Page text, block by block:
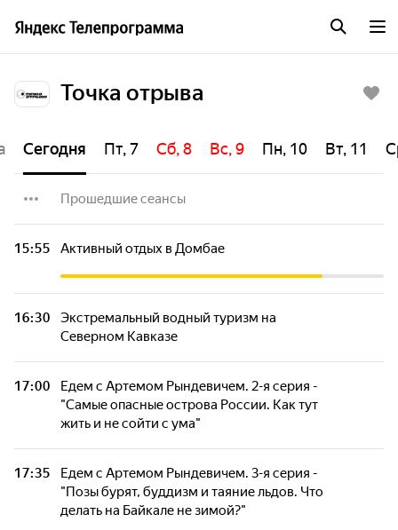
Точка отрыва
Сегодня Пт, 7 Сб, 8 Вс, 9 Пн, 10 Вт, 11
Прошедшие сеансы
Азия Джона Торода. 7-я серия - "Макао.
Азия Джона Торода. 8-я серия - "Бангкок"
Азия Джона Торода. 9-я серия -
"Мальдивы"
Дóроги дорóги. Мань-Пупунер. Дойдут не
все. 4-я серия
Дóроги дорóги. Мань-Пупунер. Дойдут не
все. 5-я серия
15:55 Активный отдых в Домбае
16:30
Экстремальный водный туризм на
Северном Кавказе
17:00
Едем с Артемом Рындевичем. 2-я серия -
"Самые опасные острова России. Как тут
жить и не сойти с ума"
17:35
Едем с Артемом Рындевичем. 3-я серия -
"Позы бурят, буддизм и таяние льдов. Что
делать на Байкале не зимой?"